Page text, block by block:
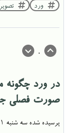
ورد تصویر
0
در ورد چگونه
صورت فصلی
پرسیده شده سه شنبه ۱۱ آبان ۱۴۰۰